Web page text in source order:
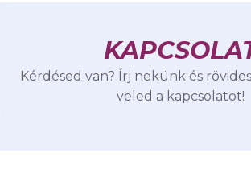
Kérdésed van? Írj nekünk és
veled a kapcsolatot!